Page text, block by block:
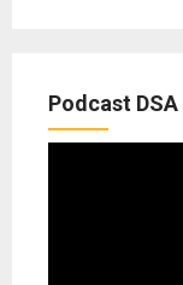
Podcast DSA